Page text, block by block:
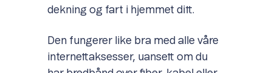
dekning og fart i hjemmet ditt.
Den fungerer like bra med alle våre
internettaksesser, uansett om du